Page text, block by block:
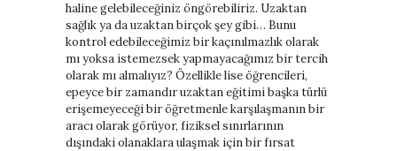
haline gelebileceğiniz öngörebiliriz. Uzaktan
sağlık ya da uzaktan birçok şey gibi… Bunu
kontrol edebileceğimiz bir kaçınılmazlık olarak
mı yoksa istemezsek yapmayacağımız bir tercih
olarak mı almalıyız? Özellikle lise öğrencileri,
epeyce bir zamandır uzaktan eğitimi başka türlü
erişemeyeceği bir öğretmenle karşılaşmanın bir
aracı olarak görüyor, fiziksel sınırlarının
dışındaki olanaklara ulaşmak için bir fırsat